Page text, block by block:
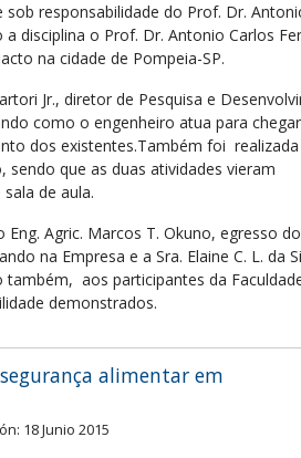
sob responsabilidade do Prof. Dr.
disciplina o Prof. Dr. Antonio Carlos
na cidade de Pompeia-SP.
Jr., diretor de Pesquisa e
como o engenheiro atua para
dos existentes.Também foi
que as duas atividades vieram
de aula.
Agric. Marcos T. Okuno, egresso
na Empresa e a Sra. Elaine C. L. da
também, aos participantes da
demonstrados.
alimentar em
18 Junio 2015